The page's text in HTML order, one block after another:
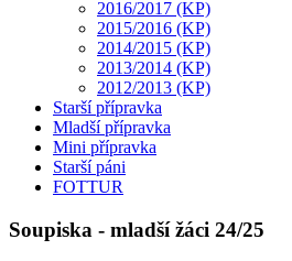
2016/2017 (KP)
2015/2016 (KP)
2014/2015 (KP)
2013/2014 (KP)
2012/2013 (KP)
Starší přípravka
Mladší přípravka
Mini přípravka
Starší páni
FOTTUR
Soupiska - mladší žáci 24/25